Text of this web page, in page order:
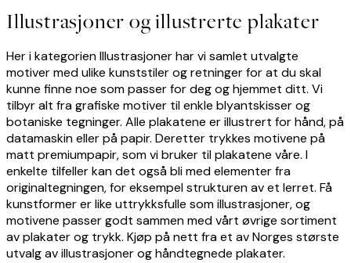
Illustrasjoner og illustrerte plakater
Her i kategorien Illustrasjoner har vi samlet utvalgte
motiver med ulike kunststiler og retninger for at du skal
kunne finne noe som passer for deg og hjemmet ditt. Vi
tilbyr alt fra grafiske motiver til enkle blyantskisser og
botaniske tegninger. Alle plakatene er illustrert for hånd, på
datamaskin eller på papir. Deretter trykkes motivene på
matt premiumpapir, som vi bruker til plakatene våre. I
enkelte tilfeller kan det også bli med elementer fra
originaltegningen, for eksempel strukturen av et lerret. Få
kunstformer er like uttrykksfulle som illustrasjoner, og
motivene passer godt sammen med vårt øvrige sortiment
av plakater og trykk. Kjøp på nett fra et av Norges største
utvalg av illustrasjoner og håndtegnede plakater.